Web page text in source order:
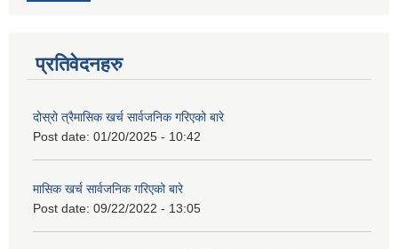
प्रतिवेदनहरु
दोस्रो त्रैमासिक खर्च सार्वजनिक गरिएको बारे
Post date: 01/20/2025 - 10:42
मासिक खर्च सार्वजनिक गरिएको बारे
Post date: 09/22/2022 - 13:05